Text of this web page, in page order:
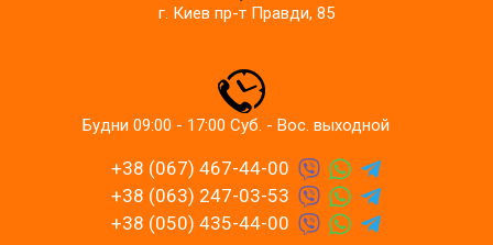
г. Киев пр-т Правди, 85
Будни 09:00 - 17:00 Суб. - Вос. выходной
+38 (067) 467-44-00
+38 (063) 247-03-53
+38 (050) 435-44-00